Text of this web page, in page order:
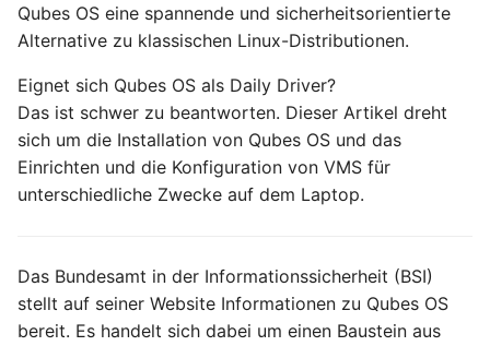
Oktober 2024
April 2024
Februar 2024
Dezember 2023
November 2023
USB Storage Device
WireGuard Peer
Configuration
OpenWrt - WireGuard Peer
Configuration
OpenWrt - WireGuard VPN
Qubes OS eine spannende und sicherheitsorientierte
Alternative zu klassischen Linux-Distributionen.
Eignet sich Qubes OS als Daily Driver?
Das ist schwer zu beantworten. Dieser Artikel dreht
sich um die Installation von Qubes OS und das
Einrichten und die Konfiguration von VMS für
unterschiedliche Zwecke auf dem Laptop.
Das Bundesamt in der Informationssicherheit (BSI)
stellt auf seiner Website Informationen zu Qubes OS
bereit. Es handelt sich dabei um einen Baustein aus